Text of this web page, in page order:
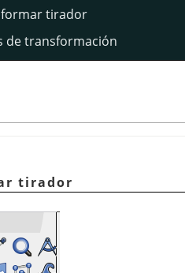
tirador
de transformación
tirador